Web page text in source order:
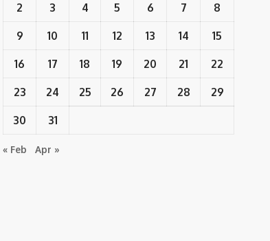
2 3 4 5 6 7 8
9 10 11 12 13 14 15
16 17 18 19 20 21 22
23 24 25 26 27 28 29
30 31
« Feb Apr »